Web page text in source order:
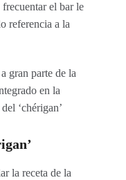
el bar le
referencia a la
gran parte de la
en la
‘chérigan’
la receta de la